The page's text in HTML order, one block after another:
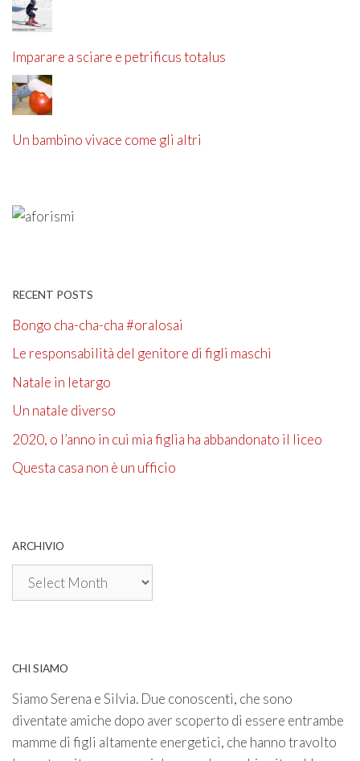
Imparare a sciare e petrificus totalus
Un bambino vivace come gli altri
RECENT POSTS
Bongo cha-cha-cha #oralosai
Le responsabilità del genitore di figli maschi
Natale in letargo
Un natale diverso
2020, o l’anno in cui mia figlia ha abbandonato il liceo
Questa casa non è un ufficio
ARCHIVIO
Archivio
CHI SIAMO
Siamo Serena e Silvia. Due conoscenti, che sono
diventate amiche dopo aver scoperto di essere entrambe
mamme di figli altamente energetici, che hanno travolto